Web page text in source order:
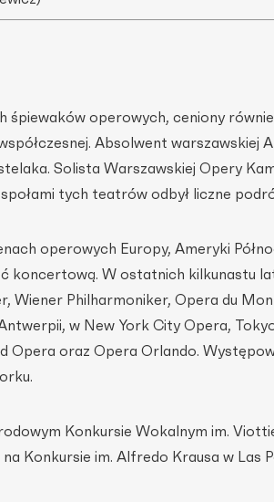
śpiewaków operowych, ceniony
Absolwent warszawskiej
Solista Warszawskiej Opery
tych teatrów odbył liczne
operowych Europy, Ameryki
koncertową. W ostatnich kilkunastu
Wiener Philharmoniker, Opera du
w New York City Opera,
Opera oraz Opera Orlando.
Konkursie Wokalnym im.
Konkursie im. Alfredo Krausa w Las